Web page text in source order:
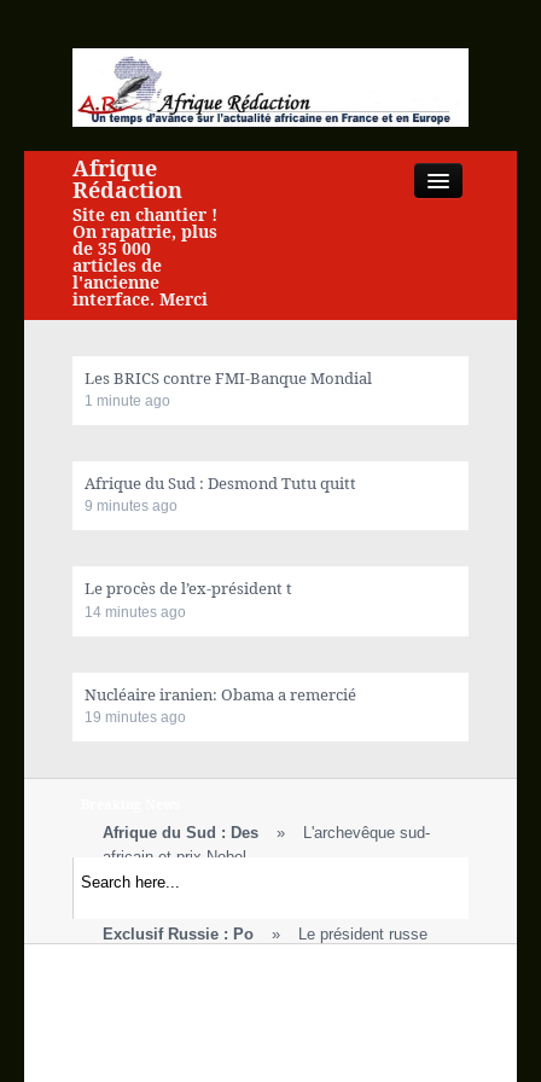
Afrique
Rédaction
Site en chantier !
On rapatrie, plus
de 35 000
articles de
l'ancienne
interface. Merci
Actualité africaine
Sport
Galerie
People
Les BRICS contre FMI-Banque Mondial
1 minute ago
Afrique du Sud : Desmond Tutu quitt
9 minutes ago
Le procès de l’ex-président t
14 minutes ago
Nucléaire iranien: Obama a remercié
19 minutes ago
Afrique du Sud : Des
L'archevêque sud-
africain et prix Nobel
Nucléaire iranien: O
Exclusif Russie : Po
Le président russe